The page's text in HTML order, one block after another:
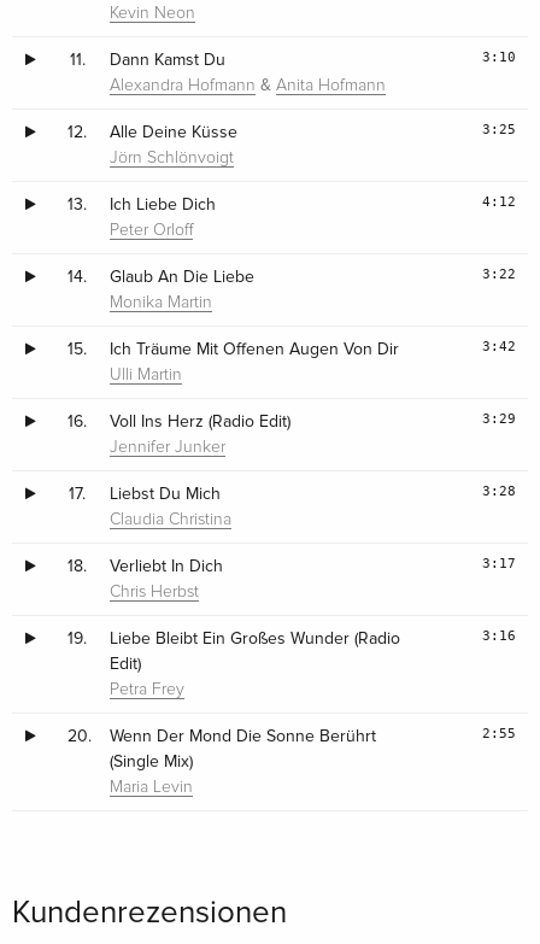
Kevin Neon
11. Dann Kamst Du
Alexandra Hofmann &Anita Hofmann
3:10
12. Alle Deine Küsse
Jörn Schlönvoigt
3:25
13. Ich Liebe Dich
Peter Orloff
4:12
14. Glaub An Die Liebe
Monika Martin
3:22
15. Ich Träume Mit Offenen Augen Von Dir
Ulli Martin
3:42
16. Voll Ins Herz (Radio Edit)
Jennifer Junker
3:29
17. Liebst Du Mich
Claudia Christina
3:28
18. Verliebt In Dich
Chris Herbst
3:17
19.
Liebe Bleibt Ein Großes Wunder (Radio
Edit)
Petra Frey
3:16
20.
Wenn Der Mond Die Sonne Berührt
(Single Mix)
Maria Levin
2:55
Kundenrezensionen